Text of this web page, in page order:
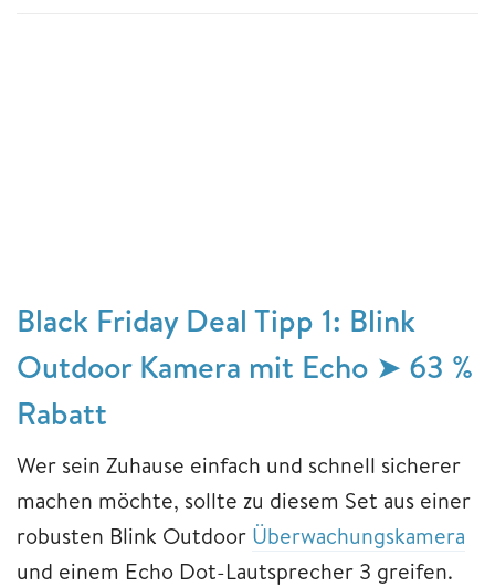
Black Friday Deal Tipp 1: Blink
Outdoor Kamera mit Echo ➤ 63 %
Rabatt
Wer sein Zuhause einfach und schnell sicherer
machen möchte, sollte zu diesem Set aus einer
robusten Blink Outdoor Überwachungskamera
und einem Echo Dot-Lautsprecher 3 greifen.